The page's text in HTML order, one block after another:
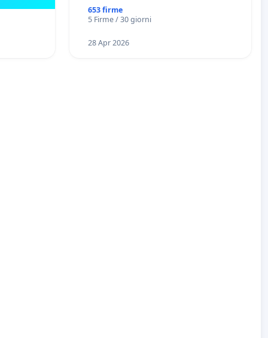
653 firme
5 Firme / 30 giorni
28 Apr 2026